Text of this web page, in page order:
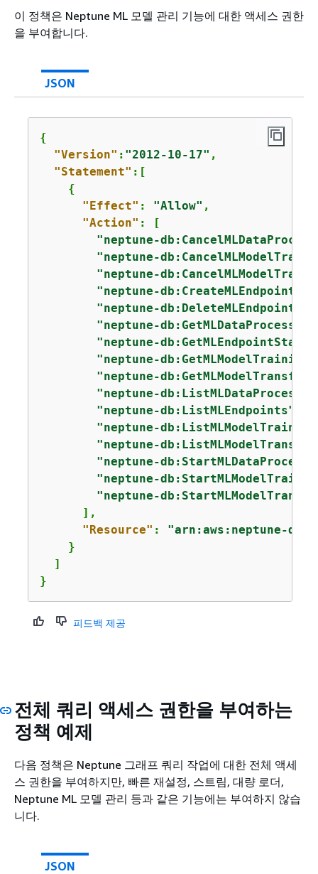
이 정책은 Neptune ML 모델 관리 기능에 대한 액세스 권한
을 부여합니다.
JSON
{
"Version" : "2012-10-17" ,
"Statement" :[
{
"Effect" : "Allow" ,
"Action" : [
"neptune-
"neptune-
"neptune-
"neptune-db:CreateMLEndpoint"
"neptune-db:DeleteMLEndpoint"
"neptune-
"neptune-
"neptune-
"neptune-
"neptune-
"neptune-db:ListMLEndpoints"
"neptune-
"neptune-
"neptune-
"neptune-
"neptune-
      ],
"Resource" : "arn:aws:neptune-db:
    }
  ]
}
피드백 제공
전체 쿼리 액세스 권한을 부여하는
정책 예제
다음 정책은 Neptune 그래프 쿼리 작업에 대한 전체 액세
스 권한을 부여하지만, 빠른 재설정, 스트림, 대량 로더,
Neptune ML 모델 관리 등과 같은 기능에는 부여하지 않습
니다.
JSON